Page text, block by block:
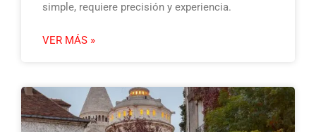
simple, requiere precisión y experiencia.
VER MÁS »